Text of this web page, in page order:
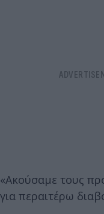
«Ακούσαμε τους
για περαιτέρω